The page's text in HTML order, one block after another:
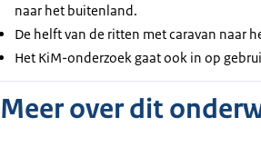
naar het buitenland.
De helft van de ritten met caravan naar
Het KiM-onderzoek gaat ook in op
Meer over dit